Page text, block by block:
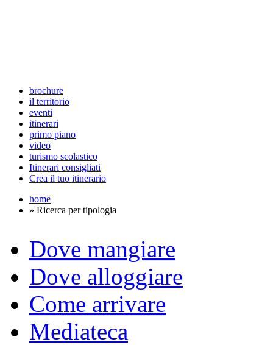
brochure
il territorio
eventi
itinerari
primo piano
video
turismo scolastico
Itinerari consigliati
Crea il tuo itinerario
home
» Ricerca per tipologia
Dove mangiare
Dove alloggiare
Come arrivare
Mediateca